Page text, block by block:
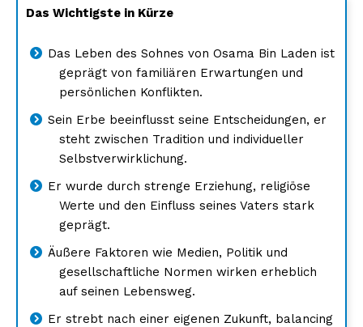
Das Wichtigste in Kürze
Das Leben des Sohnes von Osama Bin Laden ist
geprägt von familiären Erwartungen und
persönlichen Konflikten.
Sein Erbe beeinflusst seine Entscheidungen, er
steht zwischen Tradition und individueller
Selbstverwirklichung.
Er wurde durch strenge Erziehung, religiöse
Werte und den Einfluss seines Vaters stark
geprägt.
Äußere Faktoren wie Medien, Politik und
gesellschaftliche Normen wirken erheblich
auf seinen Lebensweg.
Er strebt nach einer eigenen Zukunft, balancing